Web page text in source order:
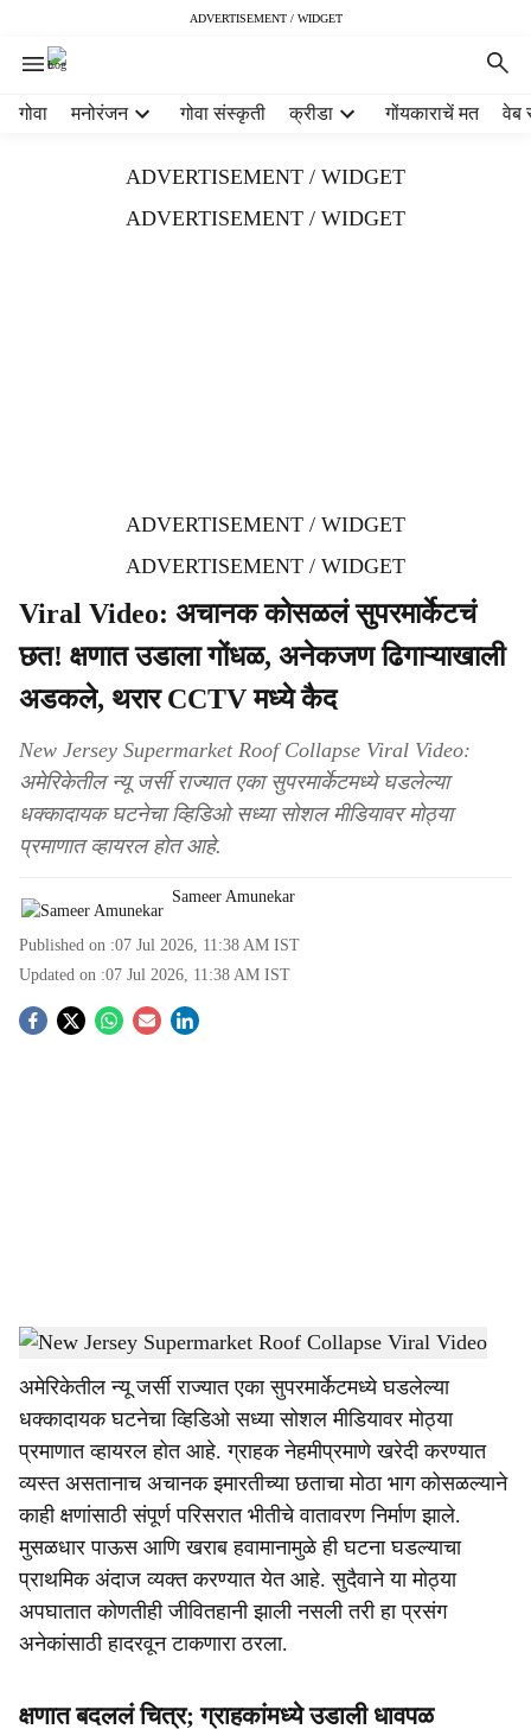
ADVERTISEMENT / WIDGET
गोवा मनोरंजन गोवा संस्कृती क्रीडा गोंयकाराचें मत वेब
ADVERTISEMENT / WIDGET
ADVERTISEMENT / WIDGET
ADVERTISEMENT / WIDGET
ADVERTISEMENT / WIDGET
Viral Video: अचानक कोसळलं सुपरमार्केटचं
छत! क्षणात उडाला गोंधळ, अनेकजण ढिगाऱ्याखाली
अडकले, थरार CCTV मध्ये कैद
New Jersey Supermarket Roof Collapse Viral Video:
अमेरिकेतील न्यू जर्सी राज्यात एका सुपरमार्केटमध्ये घडलेल्या
धक्कादायक घटनेचा व्हिडिओ सध्या सोशल मीडियावर मोठ्या
प्रमाणात व्हायरल होत आहे.
Sameer Amunekar
Published on :07 Jul 2026, 11:38 AM IST
Updated on :07 Jul 2026, 11:38 AM IST
S
a
r
e
Viral CCTV video of supermarket roof collapse- Dainik Gomantak
अमेरिकेतील न्यू जर्सी राज्यात एका सुपरमार्केटमध्ये घडलेल्या
धक्कादायक घटनेचा व्हिडिओ सध्या सोशल मीडियावर मोठ्या
प्रमाणात व्हायरल होत आहे. ग्राहक नेहमीप्रमाणे खरेदी करण्यात
व्यस्त असतानाच अचानक इमारतीच्या छताचा मोठा भाग कोसळल्याने
काही क्षणांसाठी संपूर्ण परिसरात भीतीचे वातावरण निर्माण झाले.
मुसळधार पाऊस आणि खराब हवामानामुळे ही घटना घडल्याचा
प्राथमिक अंदाज व्यक्त करण्यात येत आहे. सुदैवाने या मोठ्या
अपघातात कोणतीही जीवितहानी झाली नसली तरी हा प्रसंग
अनेकांसाठी हादरवून टाकणारा ठरला.
क्षणात बदललं चित्र; ग्राहकांमध्ये उडाली धावपळ